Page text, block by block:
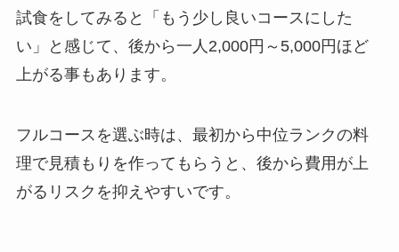
試食をしてみると「もう少し良いコースにした
い」と感じて、後から一人2,000円～5,000円ほど
上がる事もあります。
フルコースを選ぶ時は、最初から中位ランクの料
理で見積もりを作ってもらうと、後から費用が上
がるリスクを抑えやすいです。